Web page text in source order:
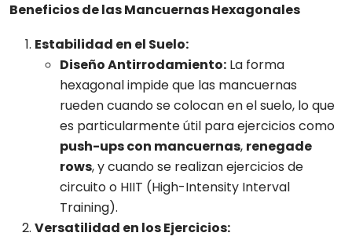
Beneficios de las Mancuernas Hexagonales
Estabilidad en el Suelo:
Diseño Antirrodamiento: La forma
hexagonal impide que las mancuernas
rueden cuando se colocan en el suelo, lo que
es particularmente útil para ejercicios como
push-ups con mancuernas, renegade
rows, y cuando se realizan ejercicios de
circuito o HIIT (High-Intensity Interval
Training).
Versatilidad en los Ejercicios: